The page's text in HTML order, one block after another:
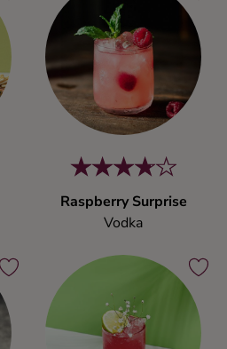
Raspberry Surprise
Vodka